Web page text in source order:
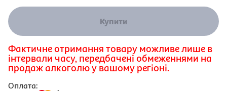
Купити
Фактичне отримання товару можливе лише в
інтервали часу, передбачені обмеженнями на
продаж алкоголю у вашому регіоні.
Оплата: